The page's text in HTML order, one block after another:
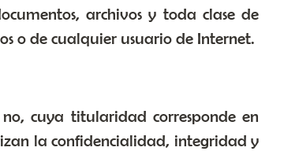
archivos y toda clase de
o de cualquier usuario de Internet.
cuya titularidad corresponde en
la confidencialidad, integridad y